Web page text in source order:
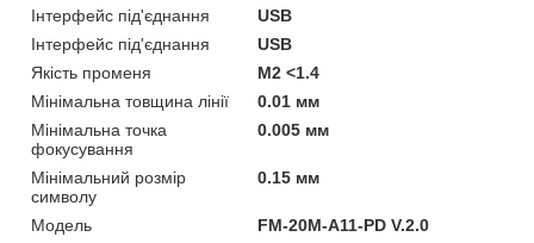
Інтерфейс під'єднання
USB
Інтерфейс під'єднання
USB
Якість променя
М2 <1.4
Мінімальна товщина лінії
0.01 мм
Мінімальна точка
фокусування
0.005 мм
Мінімальний розмір
символу
0.15 мм
Мoдель
FM-20M-A11-PD V.2.0